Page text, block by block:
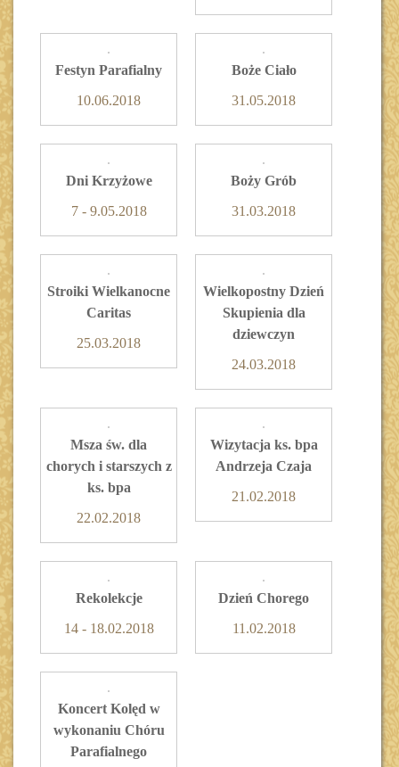
Festyn Parafialny
10.06.2018
Boże Ciało
31.05.2018
Dni Krzyżowe
7 - 9.05.2018
Boży Grób
31.03.2018
Stroiki Wielkanocne
Caritas
25.03.2018
Wielkopostny Dzień
Skupienia dla
dziewczyn
24.03.2018
Msza św. dla
chorych i starszych z
ks. bpa
22.02.2018
Wizytacja ks. bpa
Andrzeja Czaja
21.02.2018
Rekolekcje
14 - 18.02.2018
Dzień Chorego
11.02.2018
Koncert Kolęd w
wykonaniu Chóru
Parafialnego